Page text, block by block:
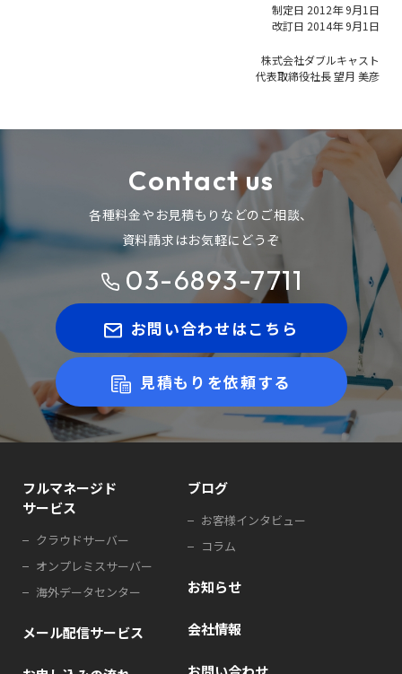
制定日 2012年 9月1日
改訂日 2014年 9月1日
株式会社ダブルキャスト
代表取締役社長 望月 美彦
Contact us
各種料金やお見積もりなどのご相談、
資料請求はお気軽にどうぞ
03-6893-7711
お問い合わせはこちら
見積もりを依頼する
フルマネージド
サービス
クラウドサーバー
オンプレミスサーバー
海外データセンター
メール配信サービス
ブログ
お客様インタビュー
コラム
お知らせ
会社情報